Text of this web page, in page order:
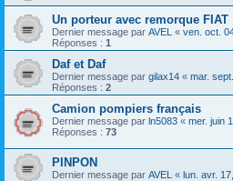
Un porteur avec remorque FIAT
Dernier message par AVEL « ven. oct.
Réponses : 1
Daf et Daf
Dernier message par gilax14 « mar.
Réponses : 2
Camion pompiers français
Dernier message par ln5083 « mer. juin
Réponses : 73
PINPON
Dernier message par AVEL « lun. avr.